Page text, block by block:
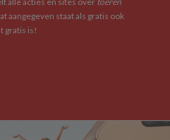
aangegeven staat als gratis ook
gratis is!